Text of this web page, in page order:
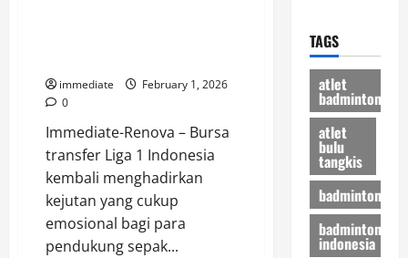
“Ngeyel”
Berlabuh
Kota
immediate
February 1, 2026
0
Immediate-Renova – Bursa
transfer Liga 1 Indonesia
kembali menghadirkan
kejutan yang cukup
emosional bagi para
pendukung sepak...
TAGS
atlet
badminton
atlet
bulu
tangkis
badminton
badminton
indonesia